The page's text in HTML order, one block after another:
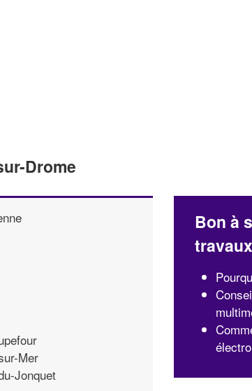
Drome
Mer
Jonquet
Bon à
travaux